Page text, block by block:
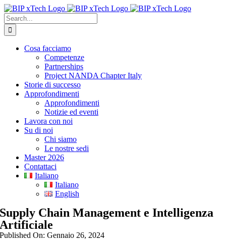
Skip
to
content
Search
for:
Cosa facciamo
Competenze
Partnerships
Project NANDA Chapter Italy
Storie di successo
Approfondimenti
Approfondimenti
Notizie ed eventi
Lavora con noi
Su di noi
Chi siamo
Le nostre sedi
Master 2026
Contattaci
Italiano
Italiano
English
Supply Chain Management e Intelligenza
Artificiale
Published On: Gennaio 26, 2024